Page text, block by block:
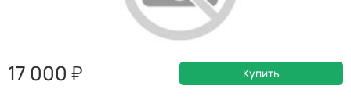
17 000 Купить